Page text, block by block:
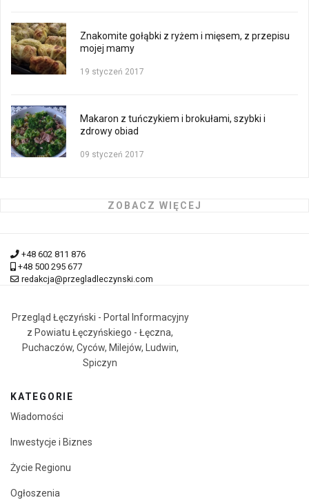
Znakomite gołąbki z ryżem i mięsem, z przepisu
mojej mamy
19 styczeń 2017
Makaron z tuńczykiem i brokułami, szybki i
zdrowy obiad
09 styczeń 2017
ZOBACZ WIĘCEJ
+48 602 811 876
+48 500 295 677
redakcja@przegladleczynski.com
Przegląd Łęczyński - Portal Informacyjny
z Powiatu Łęczyńskiego - Łęczna,
Puchaczów, Cyców, Milejów, Ludwin,
Spiczyn
KATEGORIE
Wiadomości
Inwestycje i Biznes
Życie Regionu
Ogłoszenia